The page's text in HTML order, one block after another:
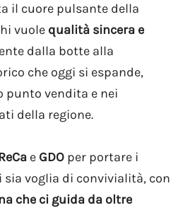
il cuore pulsante della
vuole qualità sincera e
dalla botte alla
che oggi si espande,
punto vendita e nei
della regione.
e GDO per portare i
voglia di convivialità, con
che ci guida da oltre